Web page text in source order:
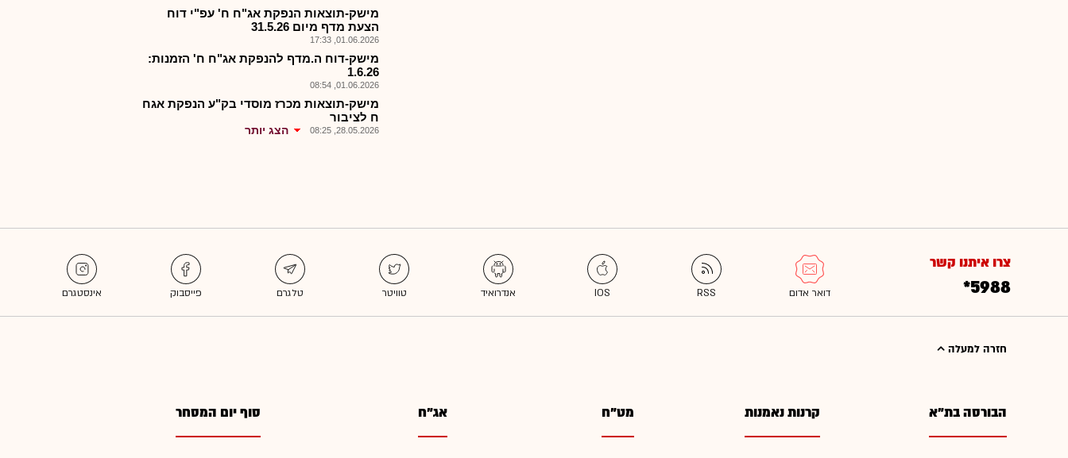
מישק-תוצאות הנפקת אג"ח ח' עפ"י דוח
הצעת מדף מיום 31.5.26
01.06.2026, 17:33
מישק-דוח ה.מדף להנפקת אג"ח ח' הזמנות:
1.6.26
01.06.2026, 08:54
מישק-תוצאות מכרז מוסדי בק"ע הנפקת אגח
ח לציבור
28.05.2026, 08:25 הצג יותר
צרו איתנו קשר
*5988
חזרה למעלה
הבורסה בת"א קרנות נאמנות מט"ח אג"ח סוף יום המסחר